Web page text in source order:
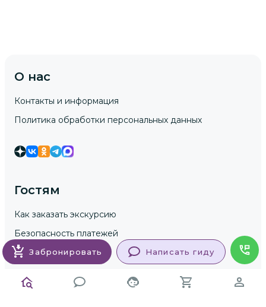
Забронировать Написать гиду
О нас
Контакты и информация
Политика обработки персональных данных
Гостям
Как заказать экскурсию
Безопасность платежей
Условия для клиентов
Гидам